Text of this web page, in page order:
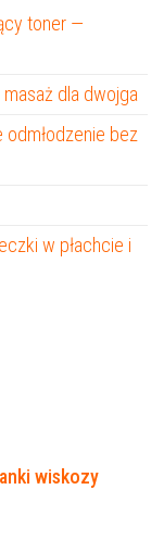
toner —
dla dwojga
odmłodzenie bez
w płachcie i
wiskozy